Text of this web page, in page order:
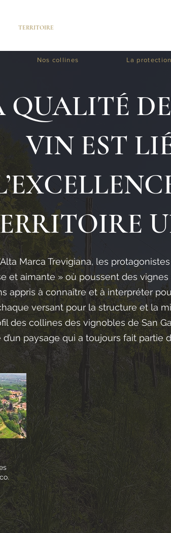
TERRITOIRE
Nos collines La
QUALITÉ
VIN EST
Marca Trevigiana, les
et aimante » où poussent des
appris à connaître et à interpréter
versant pour la structure et la
des collines des vignobles de San
d’un paysage qui a toujours fait partie